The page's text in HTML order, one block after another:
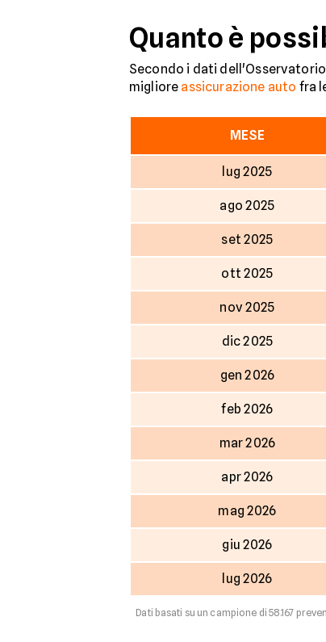
Quanto è
Secondo i dati
migliore assicurazione auto fra
MESE
lug 2025
ago 2025
set 2025
ott 2025
nov 2025
dic 2025
gen 2026
feb 2026
mar 2026
apr 2026
mag 2026
giu 2026
lug 2026
Dati basati su un campione di 58.167